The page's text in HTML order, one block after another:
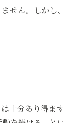
せん。しかし
十分あり得ま